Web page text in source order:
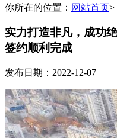
你所在的位置： 网站首页>
实力打造非凡，成功
签约顺利完成
发布日期：2022-12-07